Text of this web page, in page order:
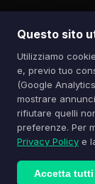
Questo sito
Utilizziamo
e, previo tuo
(Google
mostrare
rifiutare quelli
preferenze. Per
Privacy Policy e
Accetta tutti
Le
© 2026